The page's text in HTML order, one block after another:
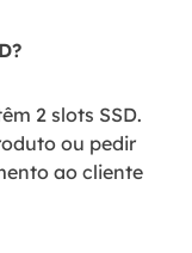
2 slots SSD.
ou pedir
ao cliente